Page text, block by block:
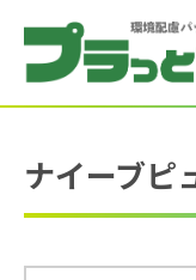
ナイーブピ